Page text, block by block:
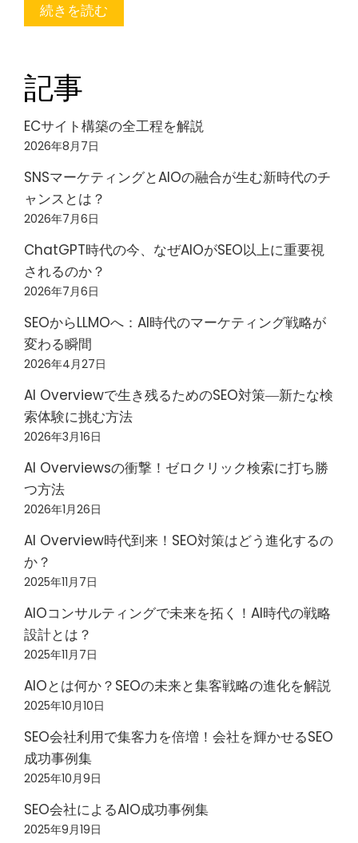
続きを読む
記事
ECサイト構築の全工程を解説
2026年8月7日
SNSマーケティングとAIOの融合が生む新時代のチ
ャンスとは？
2026年7月6日
ChatGPT時代の今、なぜAIOがSEO以上に重要視
されるのか？
2026年7月6日
SEOからLLMOへ：AI時代のマーケティング戦略が
変わる瞬間
2026年4月27日
AI Overviewで生き残るためのSEO対策―新たな検
索体験に挑む方法
2026年3月16日
AI Overviewsの衝撃！ゼロクリック検索に打ち勝
つ方法
2026年1月26日
AI Overview時代到来！SEO対策はどう進化するの
か？
2025年11月7日
AIOコンサルティングで未来を拓く！AI時代の戦略
設計とは？
2025年11月7日
AIOとは何か？SEOの未来と集客戦略の進化を解説
2025年10月10日
SEO会社利用で集客力を倍増！会社を輝かせるSEO
成功事例集
2025年10月9日
SEO会社によるAIO成功事例集
2025年9月19日